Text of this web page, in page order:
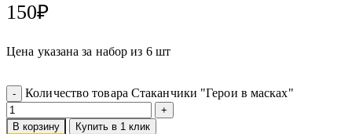
150₽
Цена указана за набор из 6 шт
Количество товара Стаканчики "Герои в масках"
В корзину Купить в 1 клик